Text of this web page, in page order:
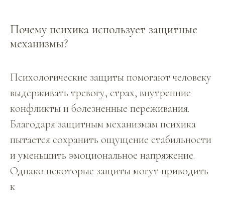
Почему психика использует защитные
механизмы?
Психологические защиты помогают человеку
выдерживать тревогу, страх, внутренние
конфликты и болезненные переживания.
Благодаря защитным механизмам психика
пытается сохранить ощущение стабильности
и уменьшить эмоциональное напряжение.
Однако некоторые защиты могут приводить
к